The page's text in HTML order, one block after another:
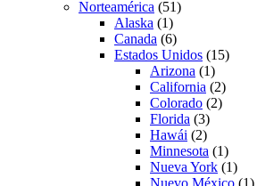
Norteamérica (51)
Alaska (1)
Canada (6)
Estados Unidos (15)
Arizona (1)
California (2)
Colorado (2)
Florida (3)
Hawái (2)
Minnesota (1)
Nueva York (1)